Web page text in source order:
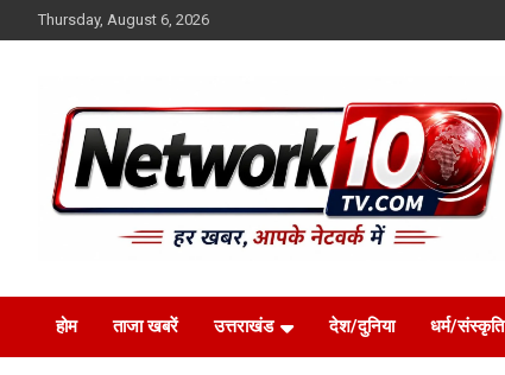
to
Thursday, August 6, 2026
Network10tv
होम ताजा खबरें उत्तराखंड देश/दुनिया धर्म/संस्कृति